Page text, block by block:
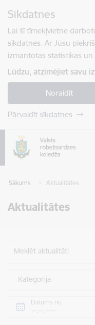
Sīkdatnes
Lai šī tīmekļvietne
sīkdatnes. Ar Jūsu
izmantotas statistikas
Lūdzu, atzīmējiet savu
Noraidīt
Pārvaldīt sīkdatnes
Sākums Aktualitātes
Aktualitātes
Meklēt aktualitāti
Kategorija
Datums no